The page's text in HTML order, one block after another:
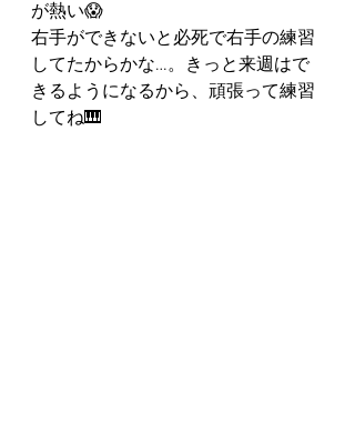
が熱い😱
右手ができないと必死で右手の練習
してたからかな…。きっと来週はで
きるようになるから、頑張って練習
してね🎹